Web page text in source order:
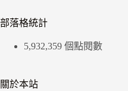
部落格統計
5,932,359 個點閱數
關於本站